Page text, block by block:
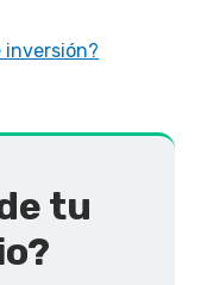
inversión?
tu